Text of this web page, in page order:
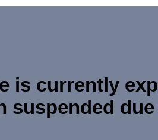
is currently
suspended